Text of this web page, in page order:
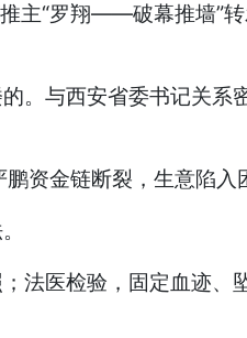
“罗翔——破幕推墙”转
与西安省委书记关系
资金链断裂，生意陷入
医检验，固定血迹、